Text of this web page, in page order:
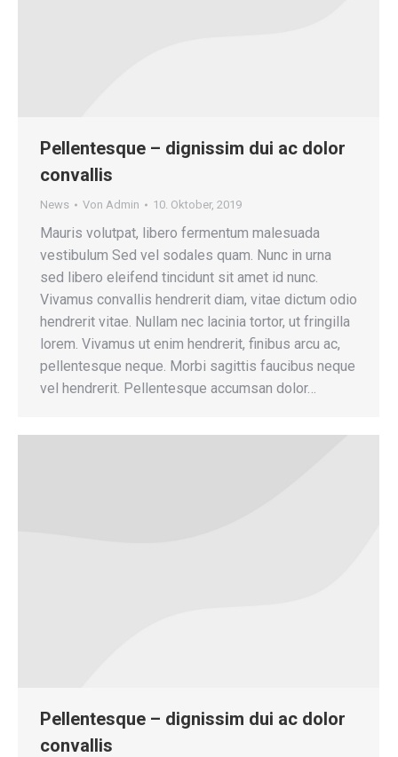
Pellentesque – dignissim dui ac dolor
convallis
News Von Admin 10. Oktober, 2019
Mauris volutpat, libero fermentum malesuada
vestibulum Sed vel sodales quam. Nunc in urna
sed libero eleifend tincidunt sit amet id nunc.
Vivamus convallis hendrerit diam, vitae dictum odio
hendrerit vitae. Nullam nec lacinia tortor, ut fringilla
lorem. Vivamus ut enim hendrerit, finibus arcu ac,
pellentesque neque. Morbi sagittis faucibus neque
vel hendrerit. Pellentesque accumsan dolor…
Pellentesque – dignissim dui ac dolor
convallis